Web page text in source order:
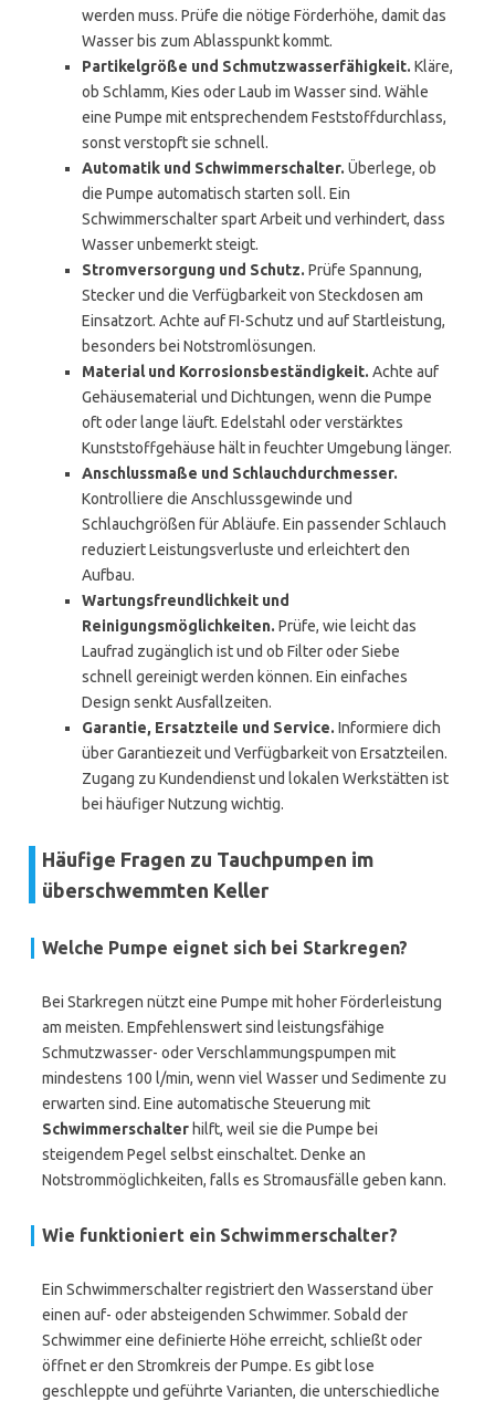
werden muss. Prüfe die nötige Förderhöhe, damit das
Wasser bis zum Ablasspunkt kommt.
Partikelgröße und Schmutzwasserfähigkeit. Kläre,
ob Schlamm, Kies oder Laub im Wasser sind. Wähle
eine Pumpe mit entsprechendem Feststoffdurchlass,
sonst verstopft sie schnell.
Automatik und Schwimmerschalter. Überlege, ob
die Pumpe automatisch starten soll. Ein
Schwimmerschalter spart Arbeit und verhindert, dass
Wasser unbemerkt steigt.
Stromversorgung und Schutz. Prüfe Spannung,
Stecker und die Verfügbarkeit von Steckdosen am
Einsatzort. Achte auf FI-Schutz und auf Startleistung,
besonders bei Notstromlösungen.
Material und Korrosionsbeständigkeit. Achte auf
Gehäusematerial und Dichtungen, wenn die Pumpe
oft oder lange läuft. Edelstahl oder verstärktes
Kunststoffgehäuse hält in feuchter Umgebung länger.
Anschlussmaße und Schlauchdurchmesser.
Kontrolliere die Anschlussgewinde und
Schlauchgrößen für Abläufe. Ein passender Schlauch
reduziert Leistungsverluste und erleichtert den
Aufbau.
Wartungsfreundlichkeit und
Reinigungsmöglichkeiten. Prüfe, wie leicht das
Laufrad zugänglich ist und ob Filter oder Siebe
schnell gereinigt werden können. Ein einfaches
Design senkt Ausfallzeiten.
Garantie, Ersatzteile und Service. Informiere dich
über Garantiezeit und Verfügbarkeit von Ersatzteilen.
Zugang zu Kundendienst und lokalen Werkstätten ist
bei häufiger Nutzung wichtig.
Häufige Fragen zu Tauchpumpen im
überschwemmten Keller
Welche Pumpe eignet sich bei Starkregen?
Bei Starkregen nützt eine Pumpe mit hoher Förderleistung
am meisten. Empfehlenswert sind leistungsfähige
Schmutzwasser- oder Verschlammungspumpen mit
mindestens 100 l/min, wenn viel Wasser und Sedimente zu
erwarten sind. Eine automatische Steuerung mit
Schwimmerschalter hilft, weil sie die Pumpe bei
steigendem Pegel selbst einschaltet. Denke an
Notstrommöglichkeiten, falls es Stromausfälle geben kann.
Wie funktioniert ein Schwimmerschalter?
Ein Schwimmerschalter registriert den Wasserstand über
einen auf- oder absteigenden Schwimmer. Sobald der
Schwimmer eine definierte Höhe erreicht, schließt oder
öffnet er den Stromkreis der Pumpe. Es gibt lose
geschleppte und geführte Varianten, die unterschiedliche